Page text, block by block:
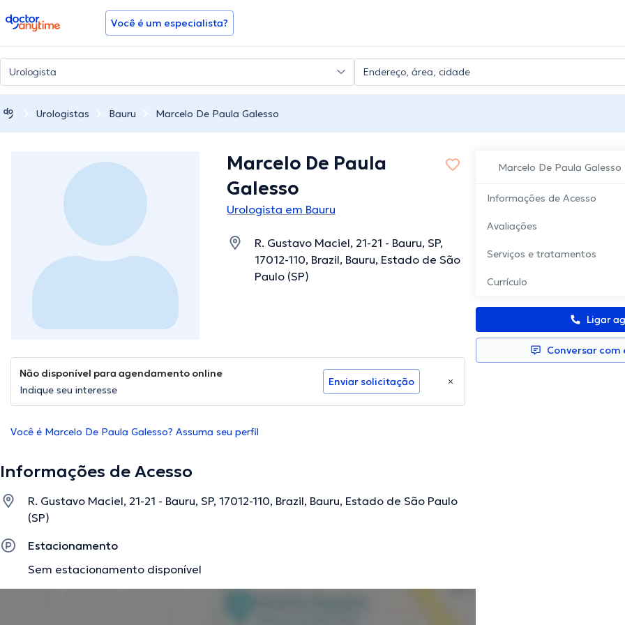
doctoranytime Você é um especialista?
Urologistas Bauru Marcelo De Paula Galesso
Marcelo De Paula Galesso
Informações de Acesso
Avaliações
Serviços e tratamentos
Currículo
Ligar
Conversar com
Marcelo De Paula
Galesso
Urologista em Bauru
R. Gustavo Maciel, 21-21 - Bauru, SP,
17012-110, Brazil, Bauru, Estado de São
Paulo (SP)
Não disponível para agendamento online
Indique seu interesse
Enviar solicitação
Você é Marcelo De Paula Galesso? Assuma seu perfil
Informações de Acesso
R. Gustavo Maciel, 21-21 - Bauru, SP, 17012-110, Brazil, Bauru, Estado de São Paulo
(SP)
Estacionamento
Sem estacionamento disponível